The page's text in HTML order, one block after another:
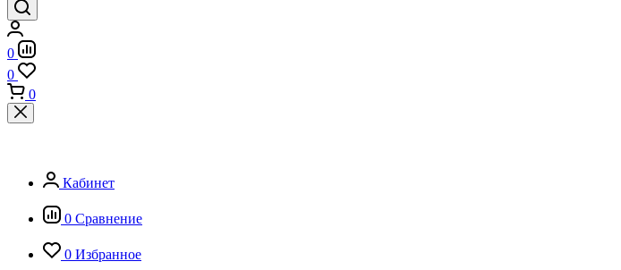
0
0
0
Кабинет
0 Сравнение
0 Избранное